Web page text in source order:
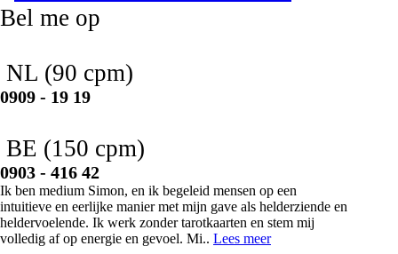
Bel me op
NL (90 cpm)
0909 - 19 19
BE (150 cpm)
0903 - 416 42
Ik ben medium Simon, en ik begeleid mensen op een
intuitieve en eerlijke manier met mijn gave als helderziende en
heldervoelende. Ik werk zonder tarotkaarten en stem mij
volledig af op energie en gevoel. Mi.. Lees meer